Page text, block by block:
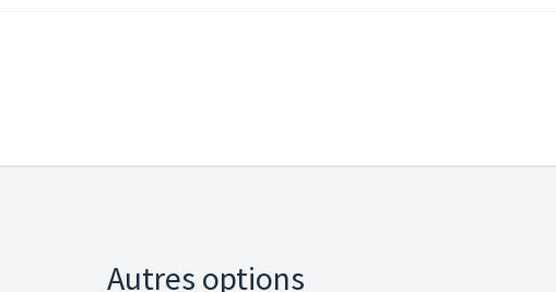
Autres options